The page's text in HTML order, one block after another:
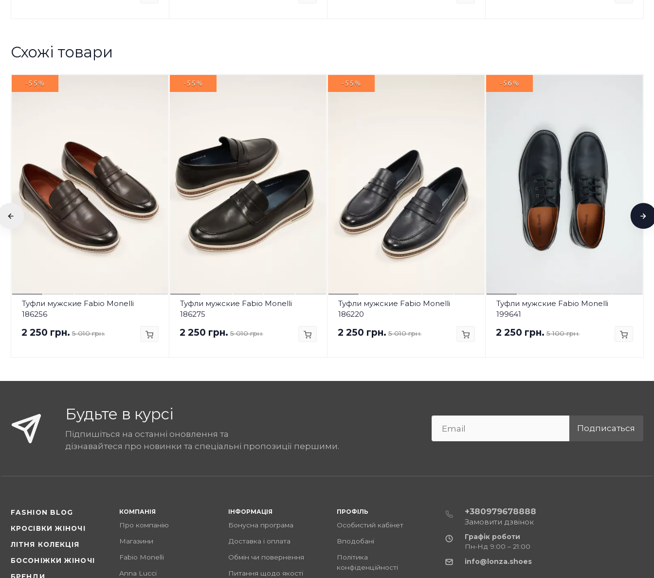
Схожі товари
-55%
Туфли мужские Fabio Monelli
186256
2 250 грн. 5 010 грн.
-55%
Туфли мужские Fabio Monelli
186275
2 250 грн. 5 010 грн.
-55%
Туфли мужские Fabio Monelli
186220
2 250 грн. 5 010 грн.
-56%
Туфли мужские Fabio Monelli
199641
2 250 грн. 5 100 грн.
Будьте в курсі
Підпишіться на останні оновлення та
дізнавайтеся про новинки та спеціальні пропозиції першими.
Подписаться
FASHION BLOG
КРОСІВКИ ЖІНОЧІ
ЛІТНЯ КОЛЕКЦІЯ
БОСОНІЖКИ ЖІНОЧІ
КОМПАНІЯ
Про компанію
Магазини
Fabio Monelli
Anna Lucci
ІНФОРМАЦІЯ
Бонусна програма
Доставка і оплата
Обмін чи повернення
Питання щодо якості
ПРОФІЛЬ
Особистий кабінет
Вподобані
Політика
конфіденційності
+380979678888
Замовити дзвінок
Графік роботи
Пн-Нд 9:00 – 21:00
info@lonza.shoes